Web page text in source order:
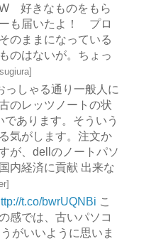
好きなものをもら
も届いたよ！ プロ
のままになっている
のはないが。ちょっ
]
っしゃる通り一般人に
のレッツノートの状
あります。そういう
気がします。注文か
が、dellのノートパソ
内経済に貢献 出来な
]
t.co/bwrUQNBi こ
感では、古いパソコ
がいいように思いま